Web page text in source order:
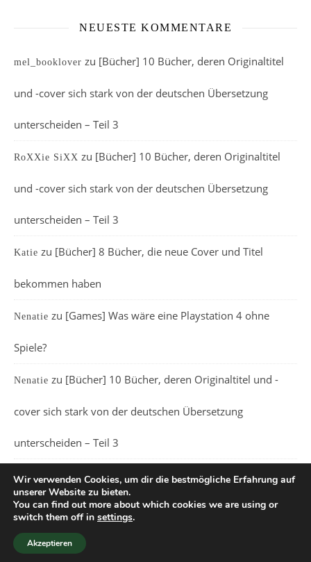
NEUESTE KOMMENTARE
mel_booklover zu [Bücher] 10 Bücher, deren Originaltitel
und -cover sich stark von der deutschen Übersetzung
unterscheiden – Teil 3
RoXXie SiXX zu [Bücher] 10 Bücher, deren Originaltitel
und -cover sich stark von der deutschen Übersetzung
unterscheiden – Teil 3
Katie zu [Bücher] 8 Bücher, die neue Cover und Titel
bekommen haben
Nenatie zu [Games] Was wäre eine Playstation 4 ohne
Spiele?
Nenatie zu [Bücher] 10 Bücher, deren Originaltitel und -
cover sich stark von der deutschen Übersetzung
unterscheiden – Teil 3
Wir verwenden Cookies, um dir die bestmögliche Erfahrung auf
unserer Website zu bieten.
You can find out more about which cookies we are using or
switch them off in settings.
Akzeptieren